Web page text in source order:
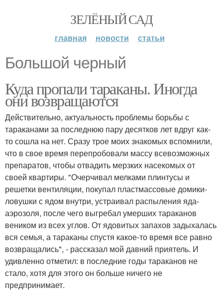
ЗЕЛЁНЫЙ САД
главная новости статьи
Большой черный
Куда пропали тараканы. Иногда
они возвращаются
Действительно, актуальность проблемы борьбы с
тараканами за последнюю пару десятков лет вдруг как-
то сошла на нет. Сразу трое моих знакомых вспомнили,
что в свое время перепробовали массу всевозможных
препаратов, чтобы отвадить мерзких насекомых от
своей квартиры. "Очерчивал мелками плинтусы и
решетки вентиляции, покупал пластмассовые домики-
ловушки с ядом внутри, устраивал распыления яда-
аэрозоля, после чего выгребал умерших тараканов
веником из всех углов. От ядовитых запахов задыхалась
вся семья, а тараканы спустя какое-то время все равно
возвращались", - рассказал мой давний приятель. И
удивленно отметил: в последние годы тараканов не
стало, хотя для этого он больше ничего не
предпринимает.